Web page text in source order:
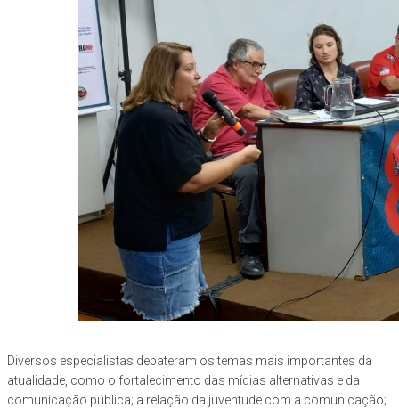
Diversos especialistas debateram os temas mais importantes da
atualidade, como o fortalecimento das mídias alternativas e da
comunicação pública; a relação da juventude com a comunicação;